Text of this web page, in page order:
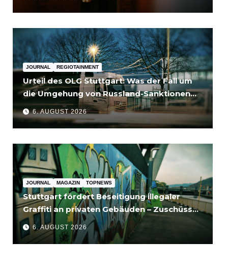
JOURNAL REGIOTAINMENT
Urteil des OLG Stuttgart: Was der Fall um
die Umgehung von Russland-Sanktionen
für Unternehmen bedeutet
6. AUGUST 2026
JOURNAL MAGAZIN TOPNEWS
Stuttgart fördert Beseitigung illegaler
Graffiti an privaten Gebäuden – Zuschüsse
bis 3.500 Euro
6. AUGUST 2026